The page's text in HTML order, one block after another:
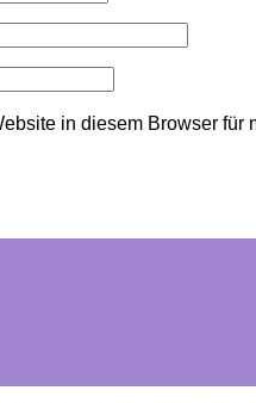
in diesem Browser für